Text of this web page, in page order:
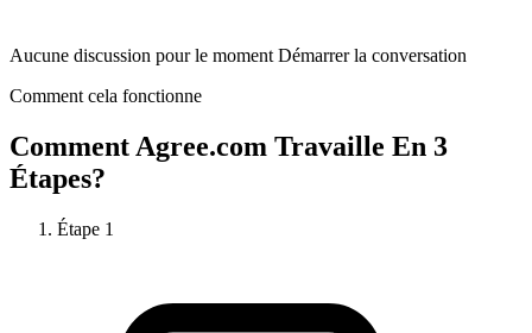
Aucune discussion pour le moment Démarrer la conversation
Comment cela fonctionne
Comment Agree.com Travaille En 3
Étapes?
Étape 1